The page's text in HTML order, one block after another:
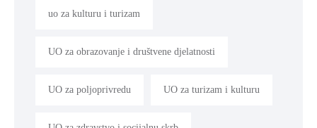
uo za kulturu i turizam
UO za obrazovanje i društvene djelatnosti
UO za poljoprivredu UO za turizam i kulturu